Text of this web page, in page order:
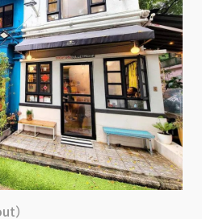
）